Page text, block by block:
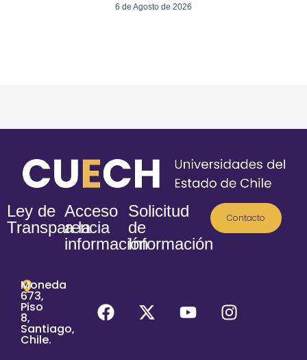
6 de Agosto de 2026
Ley de
Transparencia
Acceso
a la
información
Solicitud
de
Información
Contacto
Moneda
673,
Piso
8,
Santiago,
Chile.